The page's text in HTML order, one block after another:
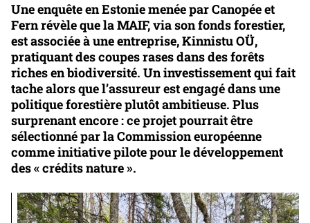
Une enquête en Estonie menée par Canopée et
Fern révèle que la MAIF, via son fonds forestier,
est associée à une entreprise, Kinnistu OÜ,
pratiquant des coupes rases dans des forêts
riches en biodiversité. Un investissement qui fait
tache alors que l’assureur est engagé dans une
politique forestière plutôt ambitieuse. Plus
surprenant encore : ce projet pourrait être
sélectionné par la Commission européenne
comme initiative pilote pour le développement
des « crédits nature ».